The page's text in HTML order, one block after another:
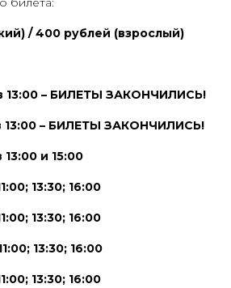
/ 400 рублей (взрослый)
13:00 – БИЛЕТЫ ЗАКОНЧИЛИСЬ!
13:00 – БИЛЕТЫ ЗАКОНЧИЛИСЬ!
и 15:00
13:30; 16:00
13:30; 16:00
13:30; 16:00
13:30; 16:00